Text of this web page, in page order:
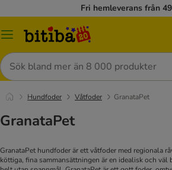
Fri hemleverans från
Meny
Sök
Hundfoder Våtfoder GranataPet
GranataPet
GranataPet hundfoder är ett våtfoder med regionala
köttiga, fina sammansättningen är en idealisk och väl